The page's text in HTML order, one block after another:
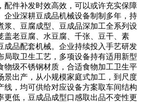
配件补发时效高效，可以或许充实保障
企业深耕豆成品机械设备制制多年，持
浆、豆腐成型、豆成品深加工全系列设
盖老豆腐、水豆腐、千张、豆干、素
成品配套机械。企业持续投入手艺研发
局取卫生工艺，多项设备持有适用新型
物级不锈钢材质，合适食物加工卫生平
景出产，从小规模家庭式加工，到尺度
线，均可供给对应设备方案取车间结构
更低，豆成品成型口感取出品不变性更